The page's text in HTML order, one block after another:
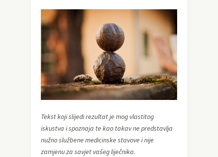
Tekst koji slijedi rezultat je mog vlastitog
iskustva i spoznaja te kao takav ne predstavlja
nužno službene medicinske stavove i nije
zamjenu za savjet vašeg liječnika.